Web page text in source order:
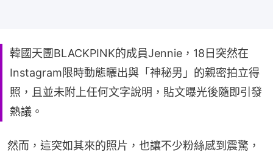
韓國天團BLACKPINK的成員Jennie，18日突然在
Instagram限時動態曬出與「神秘男」的親密拍立得
照，且並未附上任何文字說明，貼文曝光後隨即引發
熱議。
然而，這突如其來的照片，也讓不少粉絲感到震驚，